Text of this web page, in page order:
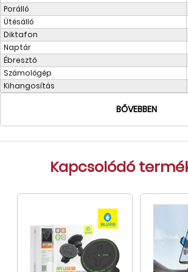
Porálló
Ütésálló
Diktafon
Naptár
Ébresztő
Számológép
Kihangosítás
BŐVEBBEN
Kapcsolódó